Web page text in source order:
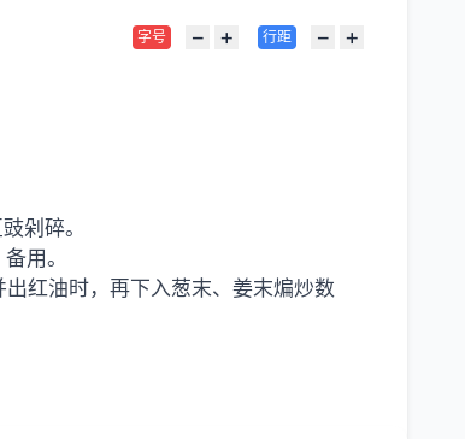
字号 − + 行距 − +
剁碎。
用。
红油时，再下入葱末、姜末煸炒数